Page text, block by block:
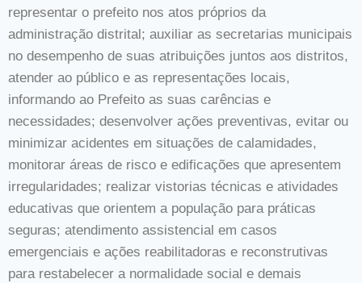
representar o prefeito nos atos próprios da
administração distrital; auxiliar as secretarias municipais
no desempenho de suas atribuições juntos aos distritos,
atender ao público e as representações locais,
informando ao Prefeito as suas carências e
necessidades; desenvolver ações preventivas, evitar ou
minimizar acidentes em situações de calamidades,
monitorar áreas de risco e edificações que apresentem
irregularidades; realizar vistorias técnicas e atividades
educativas que orientem a população para práticas
seguras; atendimento assistencial em casos
emergenciais e ações reabilitadoras e reconstrutivas
para restabelecer a normalidade social e demais